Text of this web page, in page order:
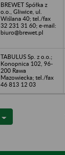
BREWET Spółka z
o.o., Gliwice, ul.
Wiślana 40; tel./fax
32 231 31 60; e-mail:
biuro@brewet.pl
TABULUS Sp. z o.o.;
Konopnica 102, 96-
200 Rawa
Mazowiecka; tel./fax
46 813 12 03